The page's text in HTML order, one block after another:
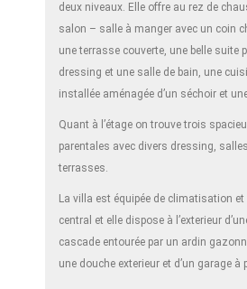
deux niveaux. Elle offre au rez de
salon – salle à manger avec un coin
une terrasse couverte, une belle suite
dressing et une salle de bain, une
installée aménagée d’un séchoir et
Quant à l’étage on trouve trois
parentales avec divers dressing,
terrasses.
La villa est équipée de climatisation
central et elle dispose à l’exterieur
cascade entourée par un ardin
une douche exterieur et d’un garage à